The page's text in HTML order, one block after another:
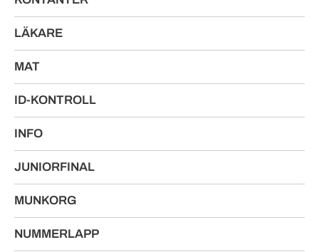
LÄKARE
MAT
ID-KONTROLL
INFO
JUNIORFINAL
MUNKORG
NUMMERLAPP